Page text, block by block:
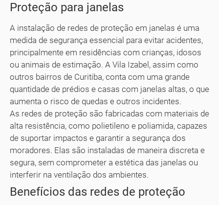
Proteção para janelas
A instalação de redes de proteção em janelas é uma
medida de segurança essencial para evitar acidentes,
principalmente em residências com crianças, idosos
ou animais de estimação. A Vila Izabel, assim como
outros bairros de Curitiba, conta com uma grande
quantidade de prédios e casas com janelas altas, o que
aumenta o risco de quedas e outros incidentes.
As redes de proteção são fabricadas com materiais de
alta resistência, como polietileno e poliamida, capazes
de suportar impactos e garantir a segurança dos
moradores. Elas são instaladas de maneira discreta e
segura, sem comprometer a estética das janelas ou
interferir na ventilação dos ambientes.
Benefícios das redes de proteção